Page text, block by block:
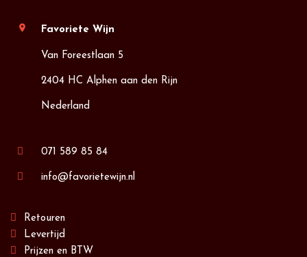
location_on Favoriete Wijn
Van Foreestlaan 5
2404 HC Alphen aan den Rijn
Nederland
071 589 85 84
info@favorietewijn.nl
Retouren
Levertijd
Prijzen en BTW